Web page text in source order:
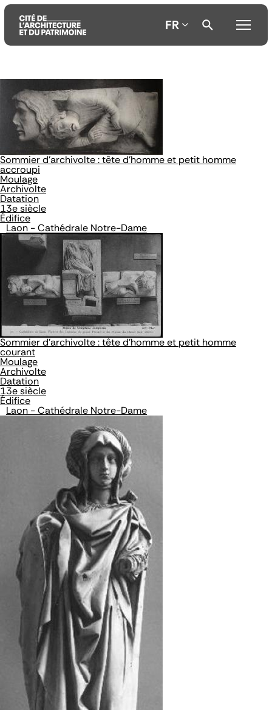
Aller
contenu
principal
Aller
menu
principal
Aller
recherche
FR
Sommier d'archivolte : tête d'homme et petit homme
accroupi
Moulage
Archivolte
Datation
13e siècle
Édifice
Laon - Cathédrale Notre-Dame
Sommier d'archivolte : tête d'homme et petit homme
courant
Moulage
Archivolte
Datation
13e siècle
Édifice
Laon - Cathédrale Notre-Dame